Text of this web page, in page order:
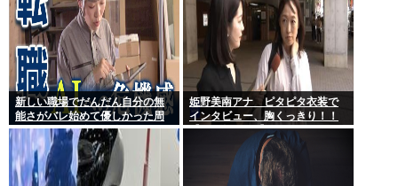
新しい職場でだんだん自分の無
能さがバレ始めて優しかった周
りの人たちが徐々に冷たくなっ
ていく時ってゾクゾクするよな
姫野美南アナ ピタピタ衣装で
インタビュー、胸くっきり！！
【GIF動画あり】